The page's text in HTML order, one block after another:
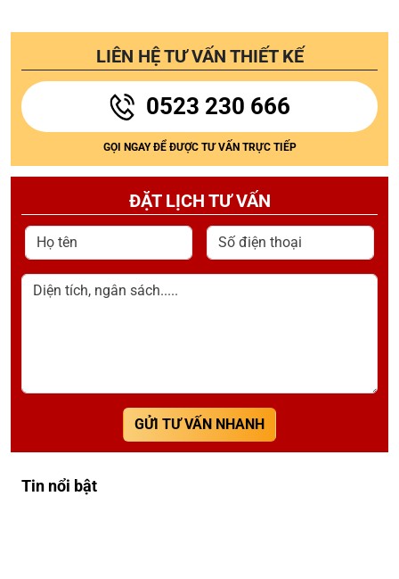
LIÊN HỆ TƯ VẤN THIẾT KẾ
0523 230 666
GỌI NGAY ĐỂ ĐƯỢC TƯ VẤN TRỰC TIẾP
ĐẶT LỊCH TƯ VẤN
Họ tên Số điện thoại
Diện tích, ngân sách.....
GỬI TƯ VẤN NHANH
Tin nổi bật